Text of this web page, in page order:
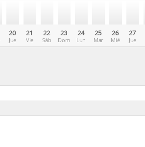
20
Jue
21
Vie
22
Sáb
23
Dom
24
Lun
25
Mar
26
Mié
27
Jue